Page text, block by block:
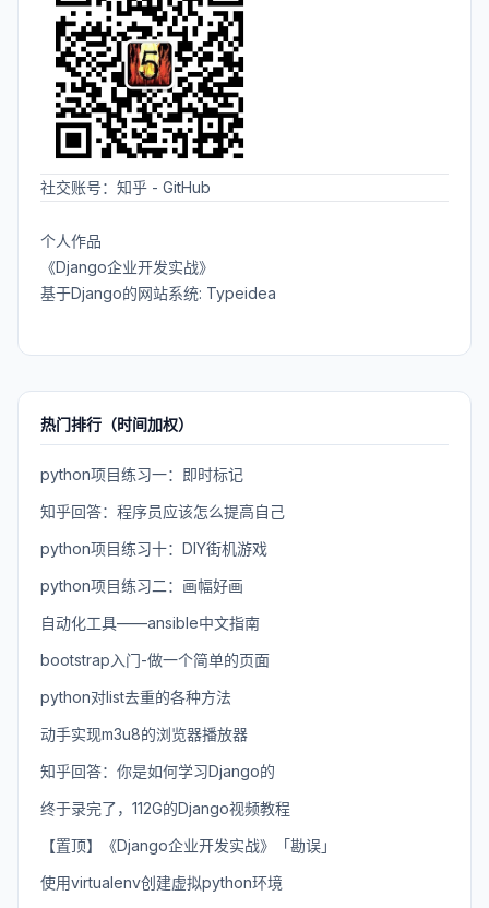
社交账号： 知乎 - GitHub
个人作品
《Django企业开发实战》
基于Django的网站系统: Typeidea
热门排行（时间加权）
python项目练习一：即时标记
知乎回答：程序员应该怎么提高自己
python项目练习十：DIY街机游戏
python项目练习二：画幅好画
自动化工具——ansible中文指南
bootstrap入门-做一个简单的页面
python对list去重的各种方法
动手实现m3u8的浏览器播放器
知乎回答：你是如何学习Django的
终于录完了，112G的Django视频教程
【置顶】《Django企业开发实战》「勘误」
使用virtualenv创建虚拟python环境